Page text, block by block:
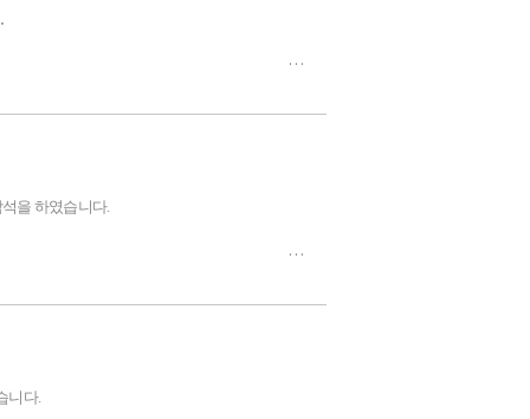
하였습니다.
킬 수 있는 DAT(Dynamic Assimilation
을 하였습니다.
니다.